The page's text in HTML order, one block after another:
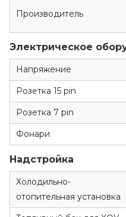
Производитель
Электрическое
Напряжение
Розетка 15 pin
Розетка 7 pin
Фонари
Надстройка
Холодильно-
отопительная установка